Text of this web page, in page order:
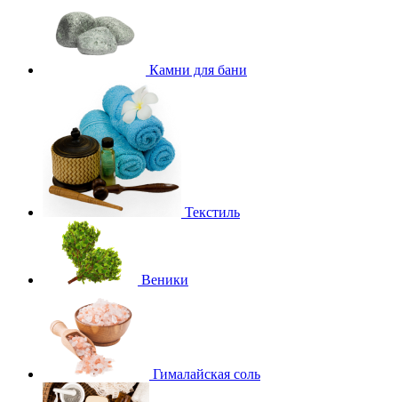
Камни для бани
Текстиль
Веники
Гималайская соль